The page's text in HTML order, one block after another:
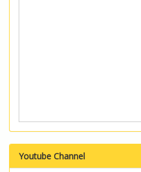
Youtube Channel